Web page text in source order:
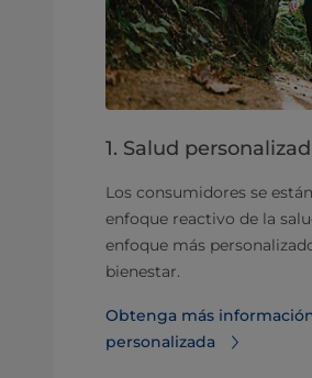
1. Salud
Los consumidores se
enfoque reactivo de la
enfoque más
bienestar.
Obtenga más
personalizada